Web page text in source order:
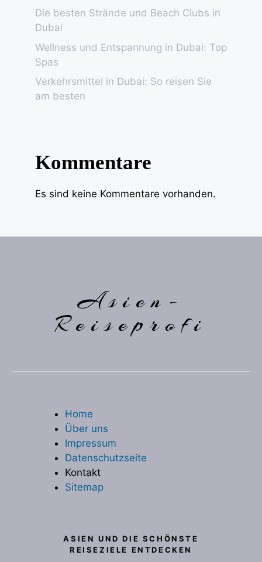
Die besten Strände und Beach Clubs in
Dubai
Wellness und Entspannung in Dubai: Top
Spas
Verkehrsmittel in Dubai: So reisen Sie
am besten
Kommentare
Es sind keine Kommentare vorhanden.
Asien-
Reiseprofi
Home
Über uns
Impressum
Datenschutzseite
Kontakt
Sitemap
ASIEN UND DIE SCHÖNSTE
REISEZIELE ENTDECKEN